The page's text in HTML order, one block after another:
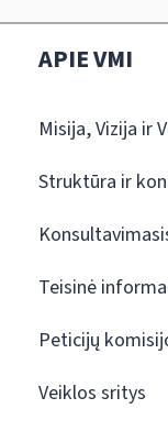
APIE VMI
Misija, Vizija ir
Struktūra ir
Teisinė
Peticijų
Veiklos sritys